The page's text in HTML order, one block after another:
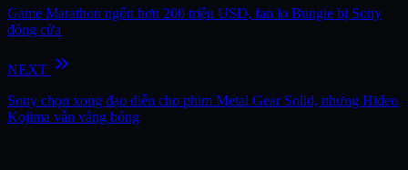
Game Marathon ngốn hơn 200 triệu USD, fan lo Bungie bị Sony
đóng cửa
NEXT keyboard_double_arrow_right
Sony chọn xong đạo diễn cho phim Metal Gear Solid, nhưng Hideo
Kojima vẫn vắng bóng